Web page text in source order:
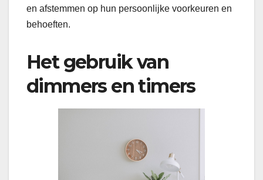
en afstemmen op hun persoonlijke voorkeuren en
behoeften.
Het gebruik van
dimmers en timers